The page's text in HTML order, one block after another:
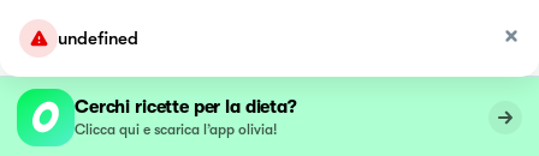
undefined
Cerchi ricette per la dieta?
Clicca qui e scarica l’app olivia!